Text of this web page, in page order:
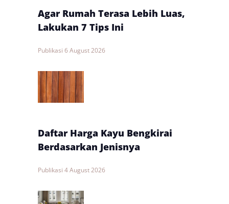
Agar Rumah Terasa Lebih Luas,
Lakukan 7 Tips Ini
Publikasi 6 August 2026
Daftar Harga Kayu Bengkirai
Berdasarkan Jenisnya
Publikasi 4 August 2026